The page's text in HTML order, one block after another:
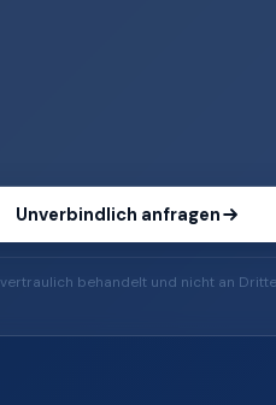
Unverbindlich anfragen
behandelt und nicht an